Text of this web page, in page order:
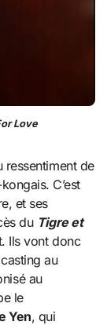
Love
ressentiment de
C’est
et ses
du Tigre et
Ils vont donc
au
au
le
Yen, qui